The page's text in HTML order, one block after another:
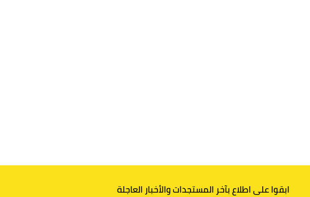
ابقوا على اطلاع بآخر المستجدات والأخبار العاجلة